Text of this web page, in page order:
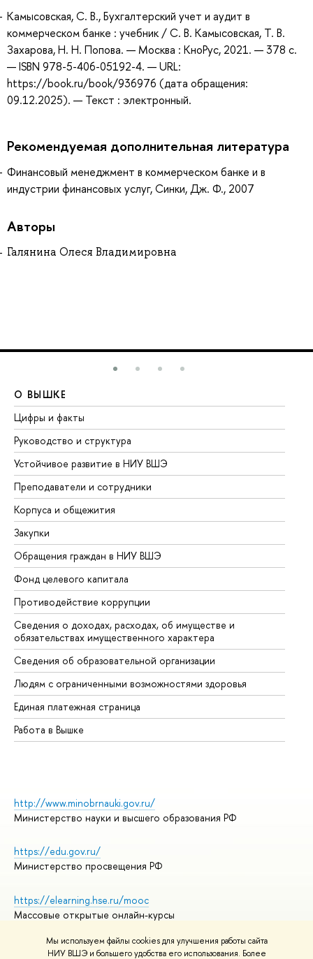
Мы используем файлы cookies для улучшения работы сайта
НИУ ВШЭ и большего удобства его использования. Более
Камысовская, С. В., Бухгалтерский учет и аудит в
коммерческом банке : учебник / С. В. Камысовская, Т. В.
Захарова, Н. Н. Попова. — Москва : КноРус, 2021. — 378 с.
— ISBN 978-5-406-05192-4. — URL:
https://book.ru/book/936976 (дата обращения:
09.12.2025). — Текст : электронный.
Рекомендуемая дополнительная литература
Финансовый менеджмент в коммерческом банке и в
индустрии финансовых услуг, Синки, Дж. Ф., 2007
Авторы
Галянина Олеся Владимировна
О ВЫШКЕ
Цифры и факты
Руководство и структура
Устойчивое развитие в НИУ ВШЭ
Преподаватели и сотрудники
Корпуса и общежития
Закупки
Обращения граждан в НИУ ВШЭ
Фонд целевого капитала
Противодействие коррупции
Сведения о доходах, расходах, об имуществе и
обязательствах имущественного характера
Сведения об образовательной организации
Людям с ограниченными возможностями здоровья
Единая платежная страница
Работа в Вышке
http://www.minobrnauki.gov.ru/
Министерство науки и высшего образования РФ
https://edu.gov.ru/
Министерство просвещения РФ
https://elearning.hse.ru/mooc
Массовые открытые онлайн-курсы